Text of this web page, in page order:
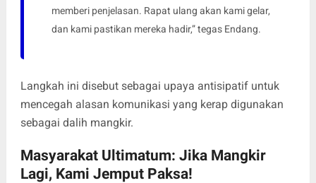
memberi penjelasan. Rapat ulang akan kami gelar,
dan kami pastikan mereka hadir,” tegas Endang.
Langkah ini disebut sebagai upaya antisipatif untuk
mencegah alasan komunikasi yang kerap digunakan
sebagai dalih mangkir.
Masyarakat Ultimatum: Jika Mangkir
Lagi, Kami Jemput Paksa!